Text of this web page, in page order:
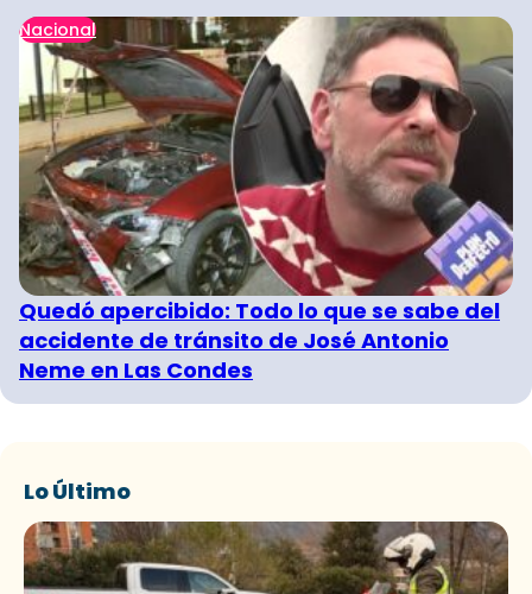
Nacional
Quedó apercibido: Todo lo que se sabe del
accidente de tránsito de José Antonio
Neme en Las Condes
Lo Último